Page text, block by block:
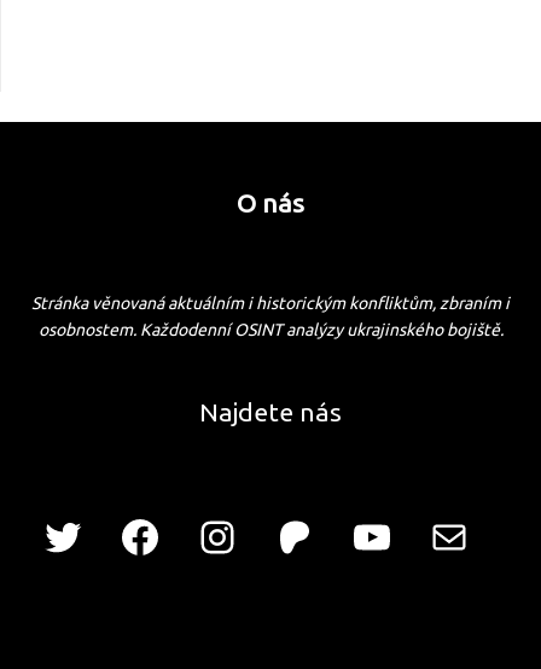
O nás
Stránka věnovaná aktuálním i historickým konfliktům, zbraním i
osobnostem. Každodenní OSINT analýzy ukrajinského bojiště.
Najdete nás